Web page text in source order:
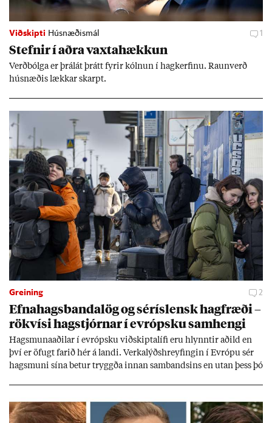
Viðskipti Húsnæðismál 1
Stefn­ir í aðra vaxta­hækk­un
Verð­bólga er þrálát þrátt fyr­ir kóln­un í hag­kerf­inu. Raun­verð
hús­næð­is lækk­ar skarpt.
Greining 2
Efna­hags­banda­lög og sér­ís­lensk hag­fræði –
rök­vísi hag­stjórn­ar í evr­ópsku sam­hengi
Hags­muna­að­il­ar í evr­ópsku við­skipta­lífi eru hlynnt­ir að­ild en
því er öf­ugt far­ið hér á landi. Verka­lýðs­hreyf­ing­in í Evr­ópu sér
hags­muni sína bet­ur tryggða inn­an sam­bands­ins en ut­an þess þó
sam­band. Ís­lensk­ur al­menn­ing­ur fær að segja sitt álit inn­an
mán­að­ar.